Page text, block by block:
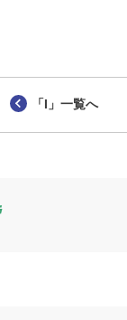
「I」一覧へ